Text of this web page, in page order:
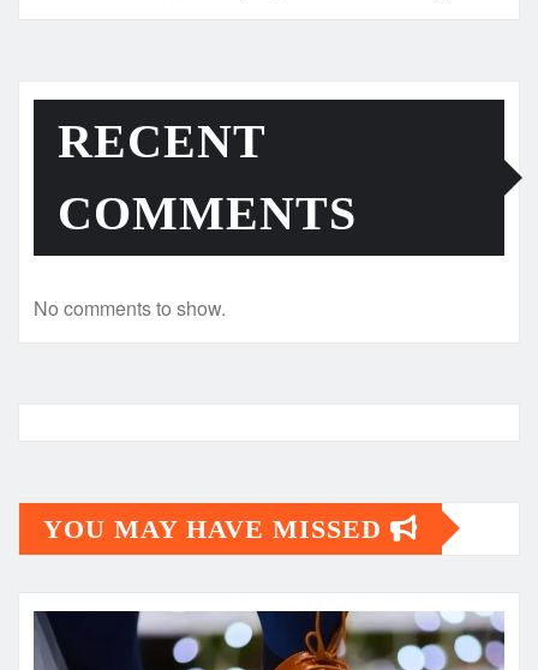
RECENT
COMMENTS
No comments to show.
YOU MAY HAVE MISSED